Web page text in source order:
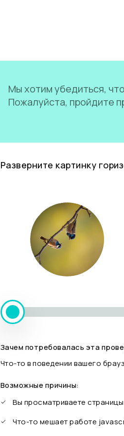
Мы хотим убедиться,
Пожалуйста, пройдите
Разверните картинку
Зачем потребовалась эта
Что-то в поведении вашего
Возможные причины:
Вы просматриваете
Что-то мешает работе